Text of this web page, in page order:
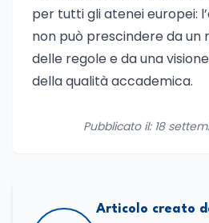
per tutti gli atenei europei:
non può prescindere da un
delle regole e da una
della qualità accademica.
Pubblicato il: 18
Articolo creato